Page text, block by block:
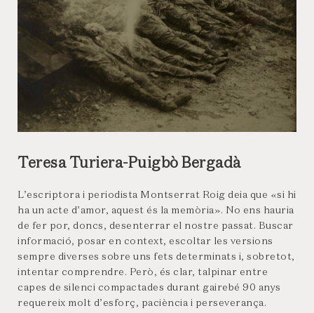
Teresa Turiera-Puigbò Bergadà
L’escriptora i periodista Montserrat Roig deia que «si hi
ha un acte d’amor, aquest és la memòria». No ens hauria
de fer por, doncs, desenterrar el nostre passat. Buscar
informació, posar en context, escoltar les versions
sempre diverses sobre uns fets determinats i, sobretot,
intentar comprendre. Però, és clar, talpinar entre
capes de silenci compactades durant gairebé 90 anys
requereix molt d’esforç, paciència i perseverança.